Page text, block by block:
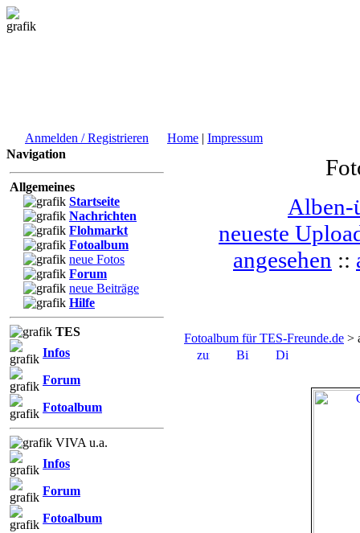
Anmelden / Registrieren Home | Impressum
Navigation
Allgemeines
Startseite
Nachrichten
Flohmarkt
Fotoalbum
neue Fotos
Forum
neue Beiträge
Hilfe
TES
Infos
Forum
Fotoalbum
VIVA u.a.
Infos
Forum
Fotoalbum
Alben-
neueste
angesehen ::
Fotoalbum für TES-Freunde.de >